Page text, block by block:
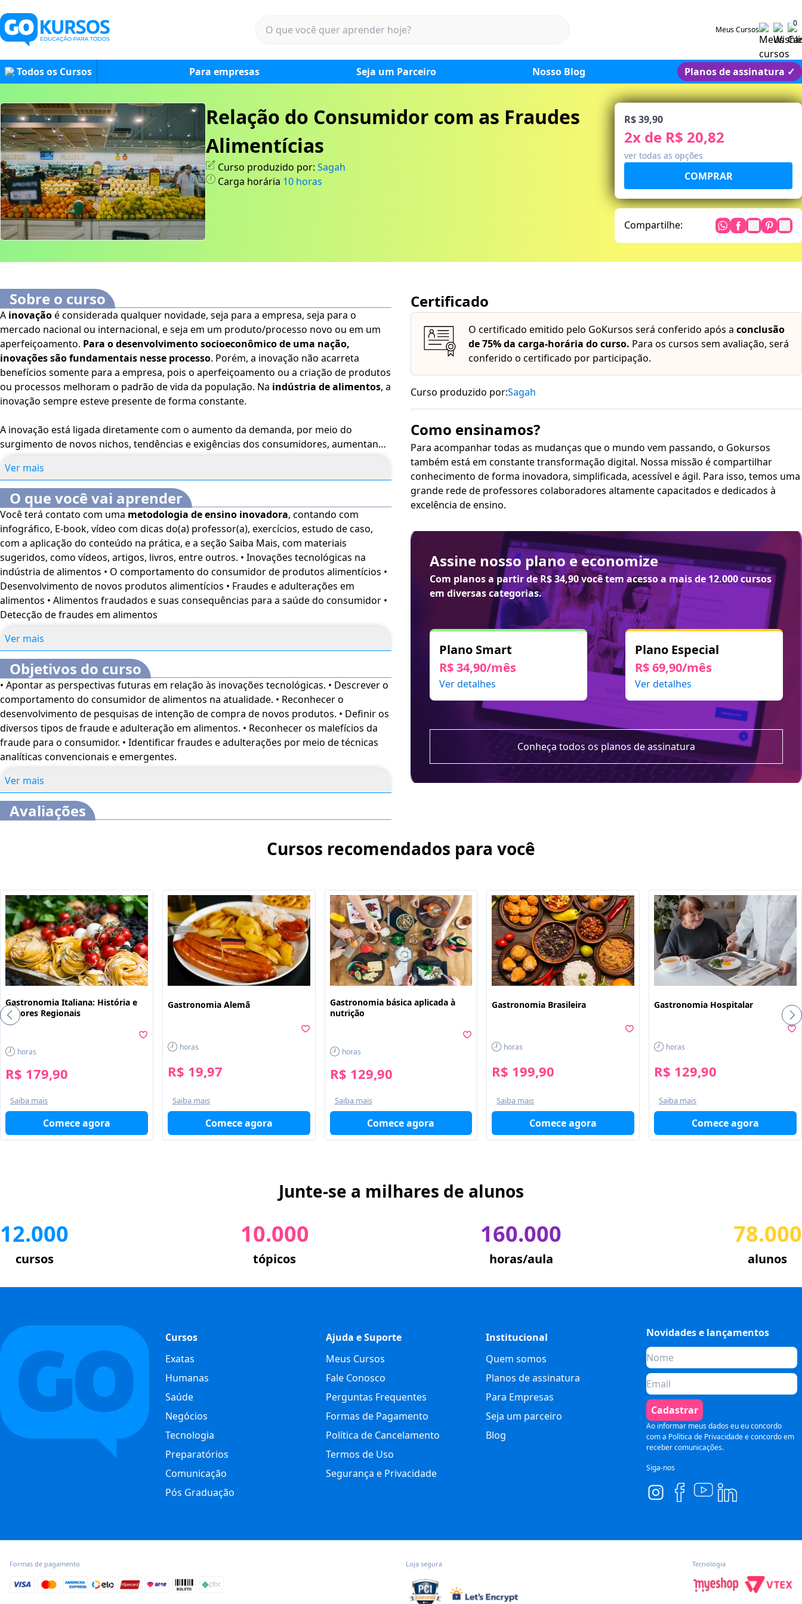
Meus Cursos
0
Todos os Cursos Para empresas Seja um Parceiro Nosso Blog Planos de assinatura ✓
Relação do Consumidor com as Fraudes
Alimentícias
Curso produzido por: Sagah
Carga horária 10 horas
R$ 39,90
2x de R$ 20,82
ver todas as opções
Compartilhe:
Sobre o curso
A inovaçãoé considerada qualquer novidade, seja para a empresa, seja para o
mercado nacional ou internacional, e seja em um produto/processo novo ou em um
aperfeiçoamento. Para o desenvolvimento socioeconômico de uma nação,
inovações são fundamentais nesse processo. Porém, a inovação não acarreta
benefícios somente para a empresa, pois o aperfeiçoamento ou a criação de produtos
ou processos melhoram o padrão de vida da população. Na indústria de alimentos, a
inovação sempre esteve presente de forma constante.
A inovação está ligada diretamente com o aumento da demanda, por meio do
surgimento de novos nichos, tendências e exigências dos consumidores, aumentando
indústrias devem estar atentas às demandas dos consumidores e atenderem às
suas expectativas.
De acordo com o Código de Defesa do Consumidor(art. 8), produtos destinados ao
consumo não deverão acarretar risco à saúde do consumidor, e o fornecedor precisa
prestar informações necessárias e adequadas sobre eles. Portanto, alimentos que
sofrem qualquer tipo de alteração ou fraudes, além deestarem em desacordo com
as normas regulamentadoras de fabricação , podem ocasionar algum risco nocivo à
saúde de seus consumidores.
Neste curso online, você irá conhecer algumas das principais inovações tecnológicas
alimentos.
Também entenderá o comportamento do consumidor de acordo com as suas
necessidades e compreenderá como ocorre o processo amostral para que um
produto que seja lançado no mercado tenha sucesso entre os seus consumidores.
Além disso, você irá conhecer os principais tipos de fraudes e adulterações em
alimentos, assim como suas consequências para a saúde da população. Também irá
se apropriar de diferentes técnicas analíticas para análise e identificação de fraudes e
adulterações em alimentos.
O Curso Relação do Consumidor com as Fraudes Alimentícias
profissionais e estudantes de Gastronomia e áreas relacionadas, além de
interessados no assunto.
Este curso dispõe dos seguintes recursos de acessibilidade: cores em alto-
contraste, aumento de fonte e tradução automática mediante a Língua Brasileira
da tela na parte superior e habilite de acordo com sua necessidade.
O conteúdo do curso ficará disponível por até 120 dias após a compra.
Ver mais
O que você vai aprender
Você terá contato com uma metodologia de ensino inovadora, contando com
infográfico, E-book, vídeo com dicas do(a) professor(a), exercícios, estudo de caso,
com a aplicação do conteúdo na prática, e a seção Saiba Mais, com materiais
sugeridos, como vídeos, artigos, livros, entre outros. • Inovações tecnológicas na
indústria de alimentos • O comportamento do consumidor de produtos alimentícios •
Desenvolvimento de novos produtos alimentícios • Fraudes e adulterações em
alimentos • Alimentos fraudados e suas consequências para a saúde do consumidor •
Detecção de fraudes em alimentos
Ver mais
Objetivos do curso
• Apontar as perspectivas futuras em relação às inovações tecnológicas. • Descrever o
comportamento do consumidor de alimentos na atualidade. • Reconhecer o
desenvolvimento de pesquisas de intenção de compra de novos produtos. • Definir os
diversos tipos de fraude e adulteração em alimentos. • Reconhecer os malefícios da
fraude para o consumidor. • Identificar fraudes e adulterações por meio de técnicas
analíticas convencionais e emergentes.
Ver mais
Avaliações
Certificado
O certificado emitido pelo GoKursos será conferido após a conclusão
de 75% da carga-horária do curso. Para os cursos sem avaliação, será
conferido o certificado por participação.
Curso produzido por:Sagah
Como ensinamos?
Para acompanhar todas as mudanças que o mundo vem passando, o Gokursos
também está em constante transformação digital. Nossa missão é compartilhar
conhecimento de forma inovadora, simplificada, acessível e ágil. Para isso, temos uma
grande rede de professores colaboradores altamente capacitados e dedicados à
excelência de ensino.
Assine nosso plano e economize
Com planos a partir deR$ 34,90você tem acesso a mais de 12.000 cursos
em diversas categorias.
Plano Smart
R$ 34,90/mês
Ver detalhes
Plano Especial
R$ 69,90/mês
Ver detalhes
Conheça todos os planos de assinatura
Cursos recomendados para você
Gastronomia Italiana: História e
Sabores Regionais
horas
R$ 179,90
Saiba mais
Comece agora
Gastronomia Alemã
horas
R$ 19,97
Saiba mais
Comece agora
Gastronomia básica aplicada à
nutrição
horas
R$ 129,90
Saiba mais
Comece agora
Gastronomia Brasileira
horas
R$ 199,90
Saiba mais
Comece agora
Gastronomia Hospitalar
horas
R$ 129,90
Saiba mais
Comece agora
Junte-se a milhares de alunos
12.000
cursos
10.000
tópicos
160.000
horas/aula
78.000
alunos
Cursos
Exatas
Humanas
Saúde
Negócios
Tecnologia
Preparatórios
Comunicação
Pós Graduação
Ajuda e Suporte
Meus Cursos
Fale Conosco
Perguntas Frequentes
Formas de Pagamento
Política de Cancelamento
Termos de Uso
Segurança e Privacidade
Institucional
Quem somos
Planos de assinatura
Para Empresas
Seja um parceiro
Blog
Novidades e lançamentos
Cadastrar
Ao informar meus dados eu eu concordo
com a Política de Privacidadee concordo em
receber comunicações.
Siga-nos
Formas de pagamento Loja segura Tecnologia